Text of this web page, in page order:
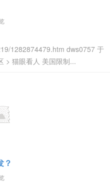
1282874479.htm dws0757 于
> 猫眼看人 美国限制...
？